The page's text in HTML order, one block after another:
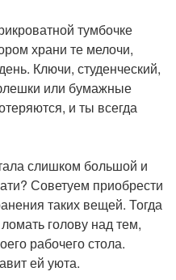
тумбочке
храни те мелочи,
Ключи, студенческий,
или бумажные
и ты всегда
слишком большой и
Советуем приобрести
таких вещей. Тогда
голову над тем,
рабочего стола.
ей уюта.